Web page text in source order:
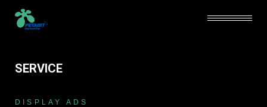
SERVICE
DISPLAY ADS
SERVICE